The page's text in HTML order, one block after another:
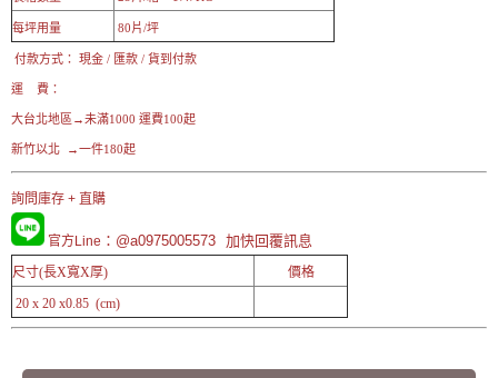
每坪用量 80片/坪
付款方式： 現金 / 匯款 / 貨到付款
運 費：
大台北地區→未滿1000 運費100起
新竹以北 →一件180起
詢問庫存 + 直購
官方Line ：@a0975005573 加快回覆訊息
尺寸(長X寬X厚)
價格
20 x 20 x0.85 (cm)